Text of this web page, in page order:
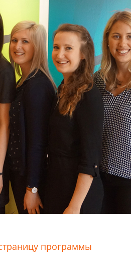
программы